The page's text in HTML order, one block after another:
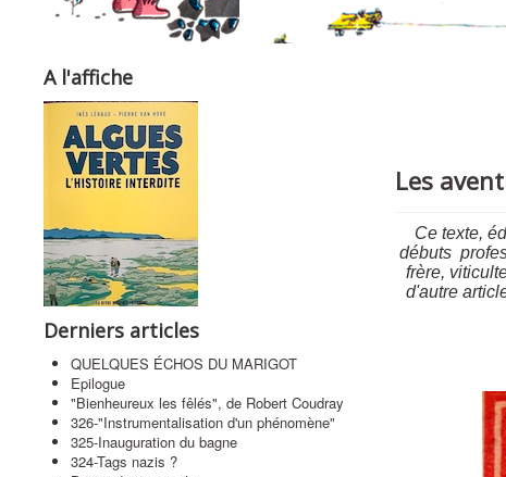
A l'affiche
Derniers articles
QUELQUES ÉCHOS DU MARIGOT
Epilogue
"Bienheureux les fêlés", de Robert Coudray
326-"Instrumentalisation d'un phénomène"
325-Inauguration du bagne
324-Tags nazis ?
Les
Ce texte,
débuts
frère,
d'autre